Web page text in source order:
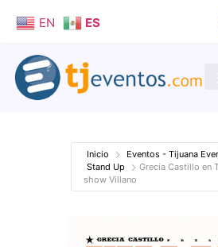
EN ES
Inicio
Eventos - Tijuana
Stand Up
Grecia Castillo en
show Villano